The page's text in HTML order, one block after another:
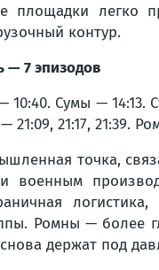
площадки легко
контур.
— 7 эпизодов
10:40. Сумы — 14:13.
21:09, 21:17, 21:39.
точка,
военным
Ромны — более
держат под